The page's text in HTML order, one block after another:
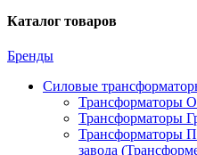
Каталог товаров
Бренды
Силовые
Трансформаторы
Трансформаторы
Трансформаторы
завода